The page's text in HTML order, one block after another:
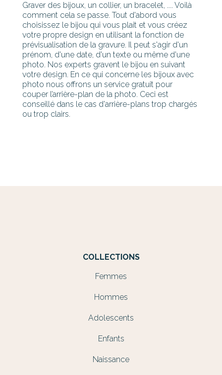
Graver des bijoux, un collier, un bracelet, .... Voilà
comment cela se passe. Tout d'abord vous
choisissez le bijou qui vous plait et vous créez
votre propre design en utilisant la fonction de
prévisualisation de la gravure. Il peut s'agir d'un
prénom, d'une date, d'un texte ou même d'une
photo. Nos experts gravent le bijou en suivant
votre design. En ce qui concerne les bijoux avec
photo nous offrons un service gratuit pour
couper l’arrière-plan de la photo. Ceci est
conseillé dans le cas d'arrière-plans trop chargés
ou trop clairs.
COLLECTIONS
Femmes
Hommes
Adolescents
Enfants
Naissance